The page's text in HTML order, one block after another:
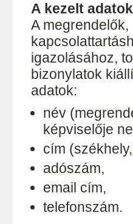
A kezelt
A
igazolásához,
bizonylatok
adatok:
név
képviselője
cím
adószám,
email cím,
telefonszám.